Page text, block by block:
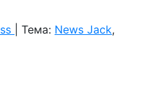
Тема: News Jack,